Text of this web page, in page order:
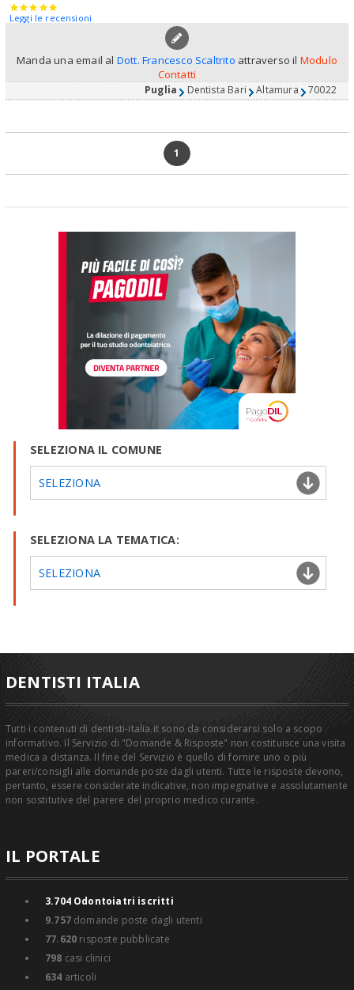
Leggi le recensioni
Manda una email al Dott. Francesco Scaltrito attraverso il Modulo
Contatti
Puglia Dentista Bari Altamura 70022
1
SELEZIONA IL COMUNE
SELEZIONA
SELEZIONA LA TEMATICA:
SELEZIONA
DENTISTI ITALIA
Tutti i contenuti di dentisti-italia.it sono da considerarsi solo a scopo
informativo. Il Servizio di "Domande & Risposte" non costituisce una visita
medica a distanza. Il fine del Servizio è quello di fornire uno o più
pareri/consigli alle domande poste dagli utenti. Tutte le risposte devono,
pertanto, essere considerate indicative, non impegnative e assolutamente
non sostitutive del parere del proprio medico curante.
IL PORTALE
3.704Odontoiatri iscritti
9.757domande poste dagli utenti
77.620 risposte pubblicate
798 casi clinici
634 articoli